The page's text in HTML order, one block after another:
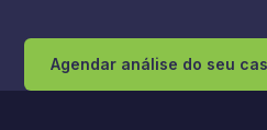
Agendar análise do seu